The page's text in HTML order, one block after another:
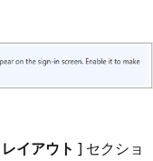
レイアウト ] セクショ